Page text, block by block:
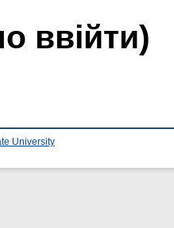
ввійти)
University